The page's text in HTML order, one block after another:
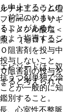
チオニニウム塩
ピー＞、ラサギ
ドメシル酸塩＜
〕［セロトニン
阻害剤を投与中
与しないこと、
阻害剤の投与を
ると考えられて
、心室性不整脈
中止することの
前記のめまい、
ことがあるた
よう指導するこ
ピソードは、双
うつ剤単独で治
とが一般的に知
別すること。